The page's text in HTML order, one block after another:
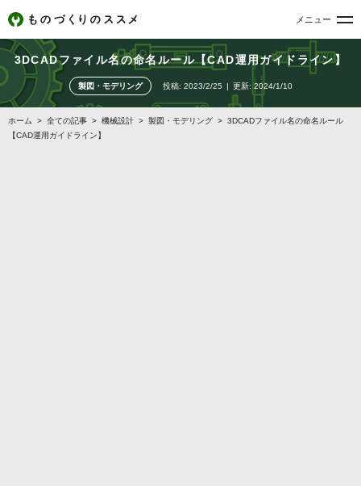
メニュー
3DCADファイル名の命名ルール【CAD運用ガイドライン】
製図・モデリング 投稿: 2023/2/25 更新: 2024/1/10
ホーム > 全ての記事 > 機械設計 > 製図・モデリング > 3DCADファイル名の命名ルール
【CAD運用ガイドライン】